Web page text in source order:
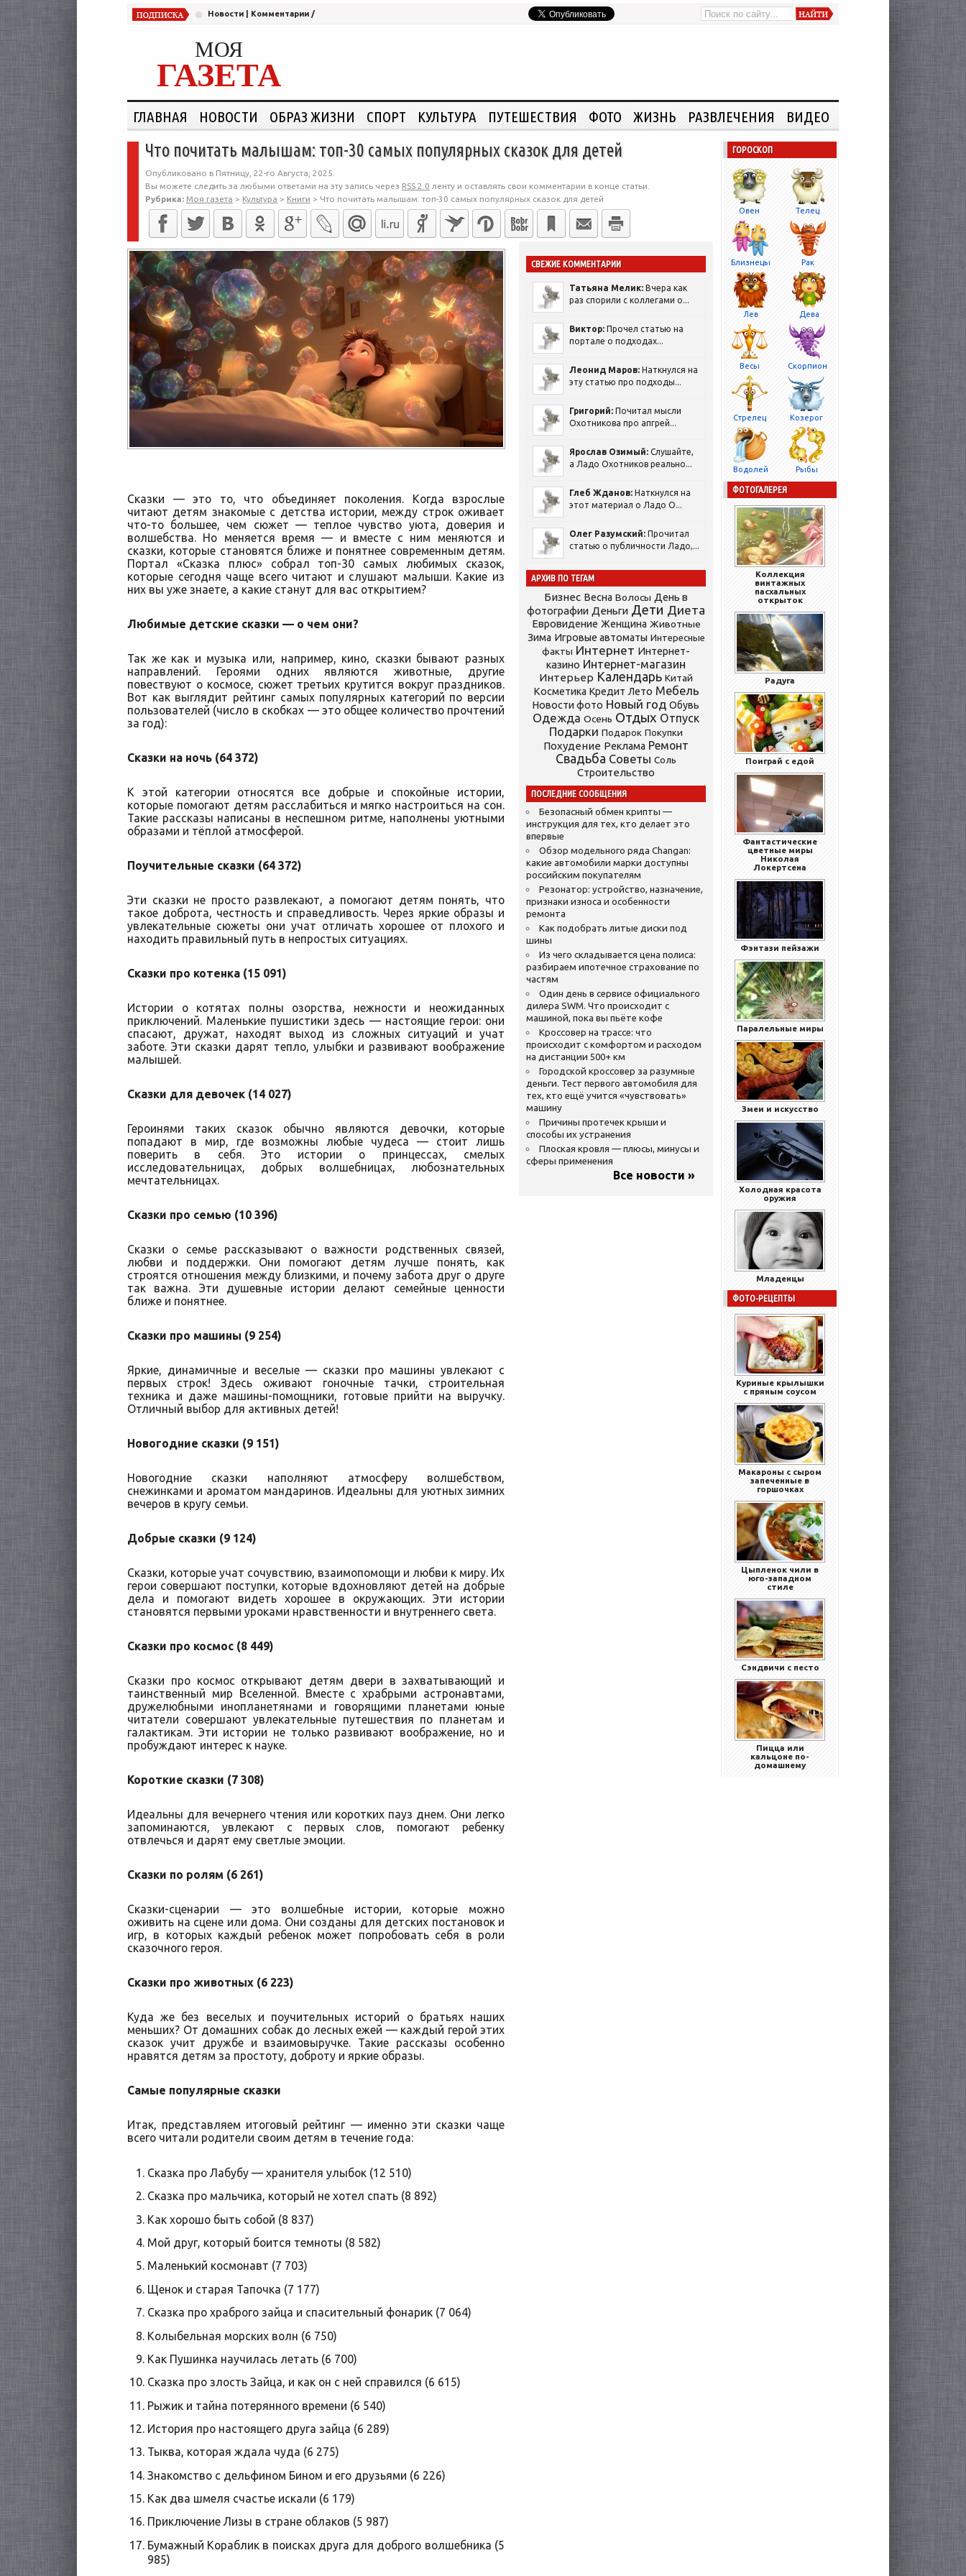
Новости Комментарии /
МОЯ
ГАЗЕТА
ГЛАВНАЯ НОВОСТИ ОБРАЗ ЖИЗНИ СПОРТ КУЛЬТУРА ПУТЕШЕСТВИЯ ФОТО ЖИЗНЬ РАЗВЛЕЧЕНИЯ ВИДЕО
Что почитать малышам: топ-30 самых популярных сказок для детей
Опубликовано в Пятницу, 22-го Августа, 2025.
Вы можете следить за любыми ответами на эту запись через RSS 2.0 ленту и оставлять свои комментарии в конце статьи.
Рубрика: Моя газета > Культура > Книги > Что почитать малышам: топ-30 самых популярных сказок для детей
Сказки — это то, что объединяет поколения. Когда взрослые
читают детям знакомые с детства истории, между строк оживает
что-то большее, чем сюжет — теплое чувство уюта, доверия и
волшебства. Но меняется время — и вместе с ним меняются и
сказки, которые становятся ближе и понятнее современным детям.
Портал «Сказка плюс» собрал топ-30 самых любимых сказок,
которые сегодня чаще всего читают и слушают малыши. Какие из
них вы уже знаете, а какие станут для вас открытием?
Любимые детские сказки — о чем они?
Так же как и музыка или, например, кино, сказки бывают разных
направлений. Героями одних являются животные, другие
повествуют о космосе, сюжет третьих крутится вокруг праздников.
Вот как выглядит рейтинг самых популярных категорий по версии
пользователей (число в скобках — это общее количество прочтений
за год):
Сказки на ночь (64 372)
К этой категории относятся все добрые и спокойные истории,
которые помогают детям расслабиться и мягко настроиться на сон.
Такие рассказы написаны в неспешном ритме, наполнены уютными
образами и тёплой атмосферой.
Поучительные сказки (64 372)
Эти сказки не просто развлекают, а помогают детям понять, что
такое доброта, честность и справедливость. Через яркие образы и
увлекательные сюжеты они учат отличать хорошее от плохого и
находить правильный путь в непростых ситуациях.
Сказки про котенка (15 091)
Истории о котятах полны озорства, нежности и неожиданных
приключений. Маленькие пушистики здесь — настоящие герои: они
спасают, дружат, находят выход из сложных ситуаций и учат
заботе. Эти сказки дарят тепло, улыбки и развивают воображение
малышей.
Сказки для девочек (14 027)
Героинями таких сказок обычно являются девочки, которые
попадают в мир, где возможны любые чудеса — стоит лишь
поверить в себя. Это истории о принцессах, смелых
исследовательницах, добрых волшебницах, любознательных
мечтательницах.
Сказки про семью (10 396)
Сказки о семье рассказывают о важности родственных связей,
любви и поддержки. Они помогают детям лучше понять, как
строятся отношения между близкими, и почему забота друг о друге
так важна. Эти душевные истории делают семейные ценности
ближе и понятнее.
Сказки про машины (9 254)
Яркие, динамичные и веселые — сказки про машины увлекают с
первых строк! Здесь оживают гоночные тачки, строительная
техника и даже машины-помощники, готовые прийти на выручку.
Отличный выбор для активных детей!
Новогодние сказки (9 151)
Новогодние сказки наполняют атмосферу волшебством,
снежинками и ароматом мандаринов. Идеальны для уютных зимних
вечеров в кругу семьи.
Добрые сказки (9 124)
Сказки, которые учат сочувствию, взаимопомощи и любви к миру. Их
герои совершают поступки, которые вдохновляют детей на добрые
дела и помогают видеть хорошее в окружающих. Эти истории
становятся первыми уроками нравственности и внутреннего света.
Сказки про космос (8 449)
Сказки про космос открывают детям двери в захватывающий и
таинственный мир Вселенной. Вместе с храбрыми астронавтами,
дружелюбными инопланетянами и говорящими планетами юные
читатели совершают увлекательные путешествия по планетам и
галактикам. Эти истории не только развивают воображение, но и
пробуждают интерес к науке.
Короткие сказки (7 308)
Идеальны для вечернего чтения или коротких пауз днем. Они легко
запоминаются, увлекают с первых слов, помогают ребенку
отвлечься и дарят ему светлые эмоции.
Сказки по ролям (6 261)
Сказки-сценарии — это волшебные истории, которые можно
оживить на сцене или дома. Они созданы для детских постановок и
игр, в которых каждый ребенок может попробовать себя в роли
сказочного героя.
Сказки про животных (6 223)
Куда же без веселых и поучительных историй о братьях наших
меньших? От домашних собак до лесных ежей — каждый герой этих
сказок учит дружбе и взаимовыручке. Такие рассказы особенно
нравятся детям за простоту, доброту и яркие образы.
Самые популярные сказки
Итак, представляем итоговый рейтинг — именно эти сказки чаще
всего читали родители своим детям в течение года:
Сказка про Лабубу — хранителя улыбок (12 510)
Сказка про мальчика, который не хотел спать (8 892)
Как хорошо быть собой (8 837)
Мой друг, который боится темноты (8 582)
Маленький космонавт (7 703)
Щенок и старая Тапочка (7 177)
Сказка про храброго зайца и спасительный фонарик (7 064)
Колыбельная морских волн (6 750)
Как Пушинка научилась летать (6 700)
Сказка про злость Зайца, и как он с ней справился (6 615)
Рыжик и тайна потерянного времени (6 540)
История про настоящего друга зайца (6 289)
Тыква, которая ждала чуда (6 275)
Знакомство с дельфином Бином и его друзьями (6 226)
Как два шмеля счастье искали (6 179)
Приключение Лизы в стране облаков (5 987)
Бумажный Кораблик в поисках друга для доброго волшебника (5
985)
СВЕЖИЕ КОММЕНТАРИИ
Татьяна Мелик: Вчера как
раз спорили с коллегами о...
Виктор: Прочел статью на
портале о подходах...
Леонид Маров: Наткнулся на
эту статью про подходы...
Григорий: Почитал мысли
Охотникова про апгрей...
Ярослав Озимый: Слушайте,
а Ладо Охотников реально...
Глеб Жданов: Наткнулся на
этот материал о Ладо О...
Олег Разумский: Прочитал
статью о публичности Ладо,...
АРХИВ ПО ТЕГАМ
Бизнес Весна Волосы День в
фотографии Деньги Дети Диета
Евровидение Женщина Животные
Зима Игровые автоматы Интересные
факты Интернет Интернет-
казино Интернет-магазин
Интерьер Календарь Китай
Косметика Кредит Лето Мебель
Новости фото Новый год Обувь
Одежда Осень Отдых Отпуск
Подарки Подарок Покупки
Похудение Реклама Ремонт
Свадьба Советы Соль
Строительство
ПОСЛЕДНИЕ СООБЩЕНИЯ
Безопасный обмен крипты —
инструкция для тех, кто делает это
впервые
Обзор модельного ряда Changan:
какие автомобили марки доступны
российским покупателям
Резонатор: устройство, назначение,
признаки износа и особенности
ремонта
Как подобрать литые диски под
шины
Из чего складывается цена полиса:
разбираем ипотечное страхование по
частям
Один день в сервисе официального
дилера SWM. Что происходит с
машиной, пока вы пьёте кофе
Кроссовер на трассе: что
происходит с комфортом и расходом
на дистанции 500+ км
Городской кроссовер за разумные
деньги. Тест первого автомобиля для
тех, кто ещё учится «чувствовать»
машину
Причины протечек крыши и
способы их устранения
Плоская кровля — плюсы, минусы и
сферы применения
Все новости »
ГОРОСКОП
Овен Телец
Близнецы Рак
Лев Дева
Весы Скорпион
Стрелец Козерог
Водолей Рыбы
ФОТОГАЛЕРЕЯ
Коллекция
винтажных
пасхальных
открыток
Радуга
Поиграй с едой
Фантастические
цветные миры
Николая
Локертсена
Фэнтази пейзажи
Паралельные миры
Змеи и искусство
Холодная красота
оружия
Младенцы
ФОТО-РЕЦЕПТЫ
Куриные крылышки
с пряным соусом
Макароны с сыром
запеченные в
горшочках
Цыпленок чили в
юго-западном
стиле
Сэндвичи с песто
Пицца или
кальцоне по-
домашнему